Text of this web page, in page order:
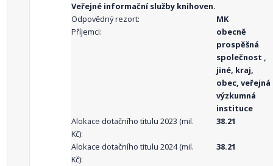
Veřejné informační služby knihoven.
Odpovědný rezort:
MK
Příjemci:
obecně
prospěšná
společnost ,
jiné, kraj,
obec, veřejná
výzkumná
instituce
Alokace dotačního titulu 2023 (mil.
Kč):
38.21
Alokace dotačního titulu 2024 (mil.
Kč):
38.21